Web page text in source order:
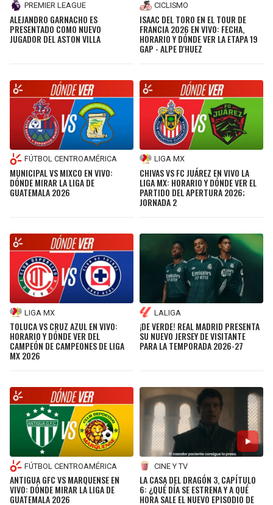
PREMIER LEAGUE
ALEJANDRO GARNACHO ES
PRESENTADO COMO NUEVO
JUGADOR DEL ASTON VILLA
CICLISMO
ISAAC DEL TORO EN EL TOUR DE
FRANCIA 2026 EN VIVO: FECHA,
HORARIO Y DÓNDE VER LA ETAPA 19
GAP - ALPE D'HUEZ
FÚTBOL CENTROAMÉRICA
MUNICIPAL VS MIXCO EN VIVO:
DÓNDE MIRAR LA LIGA DE
GUATEMALA 2026
LIGA MX
CHIVAS VS FC JUÁREZ EN VIVO LA
LIGA MX: HORARIO Y DÓNDE VER EL
PARTIDO DEL APERTURA 2026;
JORNADA 2
LIGA MX
TOLUCA VS CRUZ AZUL EN VIVO:
HORARIO Y DÓNDE VER DEL
CAMPEÓN DE CAMPEONES DE LIGA
MX 2026
LALIGA
¡DE VERDE! REAL MADRID PRESENTA
SU NUEVO JERSEY DE VISITANTE
PARA LA TEMPORADA 2026-27
FÚTBOL CENTROAMÉRICA
ANTIGUA GFC VS MARQUENSE EN
VIVO: DÓNDE MIRAR LA LIGA DE
GUATEMALA 2026
CINE Y TV
LA CASA DEL DRAGÓN 3, CAPÍTULO
6: ¿QUÉ DÍA SE ESTRENA Y A QUÉ
HORA SALE EL NUEVO EPISODIO DE